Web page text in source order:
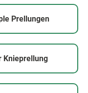
Prellungen
Knieprellung